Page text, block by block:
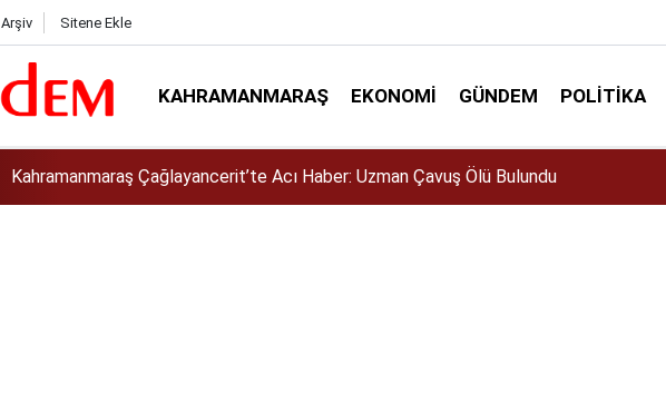
Arşiv Sitene Ekle
KAHRAMANMARAŞ EKONOMI GÜNDEM POLITIKA
KSÜ Afşin'de Görev Değişimi! İki Eğitim Kurumunda Yeni Müdür Ataması